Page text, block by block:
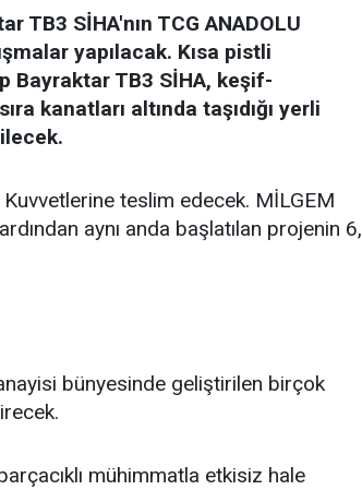
TB3 SİHA'nın TCG ANADOLU
yapılacak. Kısa pistli
Bayraktar TB3 SİHA, keşif-
kanatları altında taşıdığı yerli
Kuvvetlerine teslim edecek. MİLGEM
aynı anda başlatılan projenin 6,
bünyesinde geliştirilen birçok
mühimmatla etkisiz hale